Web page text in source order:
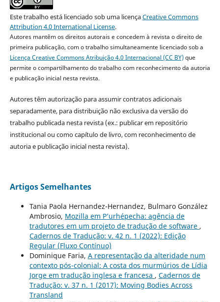
Este trabalho está licenciado sob uma licençaCreative Commons
Attribution 4.0 International License.
Autores mantêm os direitos autorais e concedem à revista o direito de
primeira publicação, com o trabalho simultaneamente licenciado sob a
Licença Creative Commons Atribuição 4.0 Internacional (CC BY)que
permite o compartilhamento do trabalho com reconhecimento da autoria
e publicação inicial nesta revista.
Autores têm autorização para assumir contratos adicionais
separadamente, para distribuição não exclusiva da versão do
trabalho publicada nesta revista (ex.: publicar em repositório
institucional ou como capítulo de livro, com reconhecimento de
autoria e publicação inicial nesta revista).
Artigos Semelhantes
Tania Paola Hernandez-Hernandez, Bulmaro González
Ambrosio, Mozilla em P’urhépecha: agência de
tradutores em um projeto de tradução de software ,
Cadernos de Tradução: v. 42 n. 1 (2022): Edição
Regular (Fluxo Contínuo)
Dominique Faria, A representação da alteridade num
contexto pós-colonial: A costa dos murmúrios de Lídia
Jorge em tradução inglesa e francesa , Cadernos de
Tradução: v. 37 n. 1 (2017): Moving Bodies Across
Transland